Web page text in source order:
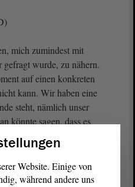
mich zumindest mit
gefragt wurde, zu nähern.
auf einen konkreten
kann. Wir haben eine
steht, nämlich unser
könnte sagen, dass es
betrachtet man die
dazu, die
Website. Einige von
während andere uns